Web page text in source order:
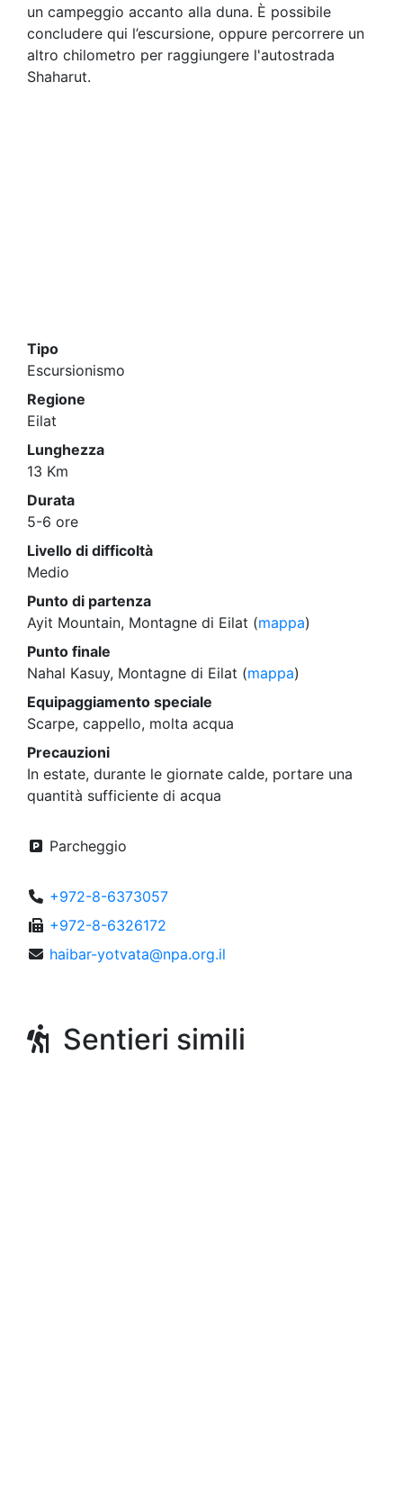
un campeggio accanto alla duna. È possibile
concludere qui l’escursione, oppure percorrere un
altro chilometro per raggiungere l'autostrada
Shaharut.
Tipo
Escursionismo
Regione
Eilat
Lunghezza
13 Km
Durata
5-6 ore
Livello di difficoltà
Medio
Punto di partenza
Ayit Mountain, Montagne di Eilat (mappa)
Punto finale
Nahal Kasuy, Montagne di Eilat (mappa)
Equipaggiamento speciale
Scarpe, cappello, molta acqua
Precauzioni
In estate, durante le giornate calde, portare una
quantità sufficiente di acqua
Parcheggio
+972-8-6373057
+972-8-6326172
haibar-yotvata@npa.org.il
Sentieri simili